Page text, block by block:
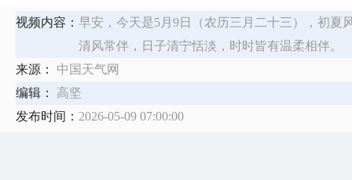
视频内容： 早安，今天是5月9日（农历三月二十三），初夏
清风常伴，日子清宁恬淡，时时皆有温柔相伴。
来源：
中国天气网
编辑：
高坚
发布时间： 2026-05-09 07:00:00